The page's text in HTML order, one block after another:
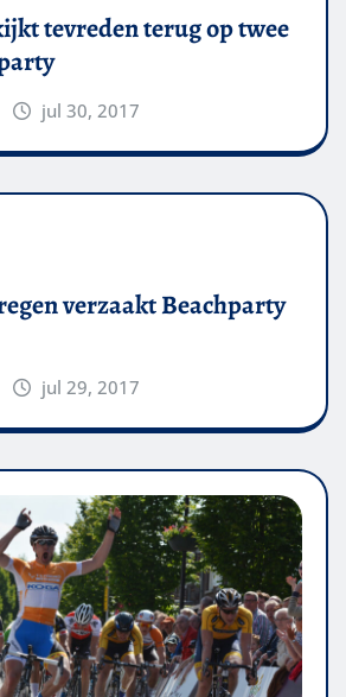
tevreden terug op twee
jul 30, 2017
verzaakt Beachparty
jul 29, 2017